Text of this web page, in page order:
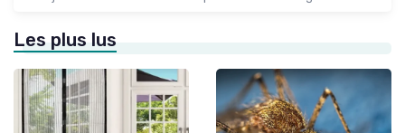
Les plus lus